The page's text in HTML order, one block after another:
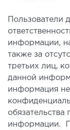
Пользователи
информации,
также за
третьих лиц,
данной
информация не
информации.